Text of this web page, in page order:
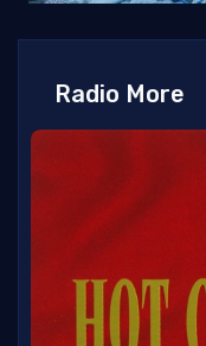
Radio More